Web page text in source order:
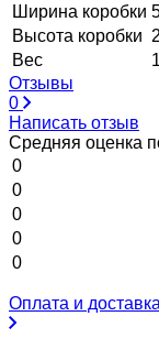
Ширина коробки
Высота коробки
Вес
Отзывы
0
Написать отзыв
Средняя оценка
0
0
0
0
0
Оплата и доставка